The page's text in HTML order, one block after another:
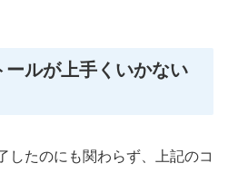
ルが上手くいかない
したのにも関わらず、上記のコ